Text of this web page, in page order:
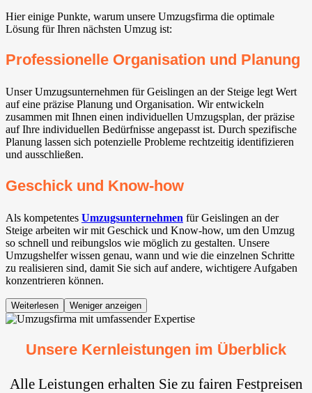
Hier einige Punkte, warum unsere Umzugsfirma die optimale
Lösung für Ihren nächsten Umzug ist:
Professionelle Organisation und Planung
Unser Umzugsunternehmen für Geislingen an der Steige legt Wert
auf eine präzise Planung und Organisation. Wir entwickeln
zusammen mit Ihnen einen individuellen Umzugsplan, der präzise
auf Ihre individuellen Bedürfnisse angepasst ist. Durch spezifische
Planung lassen sich potenzielle Probleme rechtzeitig identifizieren
und ausschließen.
Geschick und Know-how
Als kompetentes Umzugsunternehmen für Geislingen an der
Steige arbeiten wir mit Geschick und Know-how, um den Umzug
so schnell und reibungslos wie möglich zu gestalten. Unsere
Umzugshelfer wissen genau, wann und wie die einzelnen Schritte
zu realisieren sind, damit Sie sich auf andere, wichtigere Aufgaben
konzentrieren können.
Weiterlesen Weniger anzeigen
Unsere Kernleistungen im Überblick
Alle Leistungen erhalten Sie zu fairen Festpreisen